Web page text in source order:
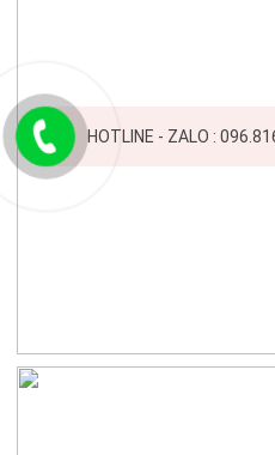
HOTLINE - ZALO :